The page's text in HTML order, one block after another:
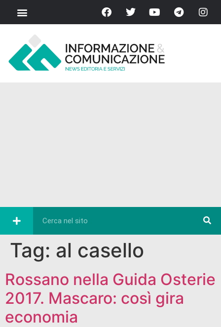
Tag: al casello
Rossano nella Guida Osterie
2017. Mascaro: così gira
economia